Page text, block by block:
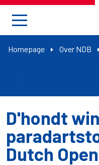
Homepage Over NDB
D'hondt
Dutch